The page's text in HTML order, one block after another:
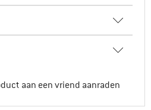
aan een vriend aanraden